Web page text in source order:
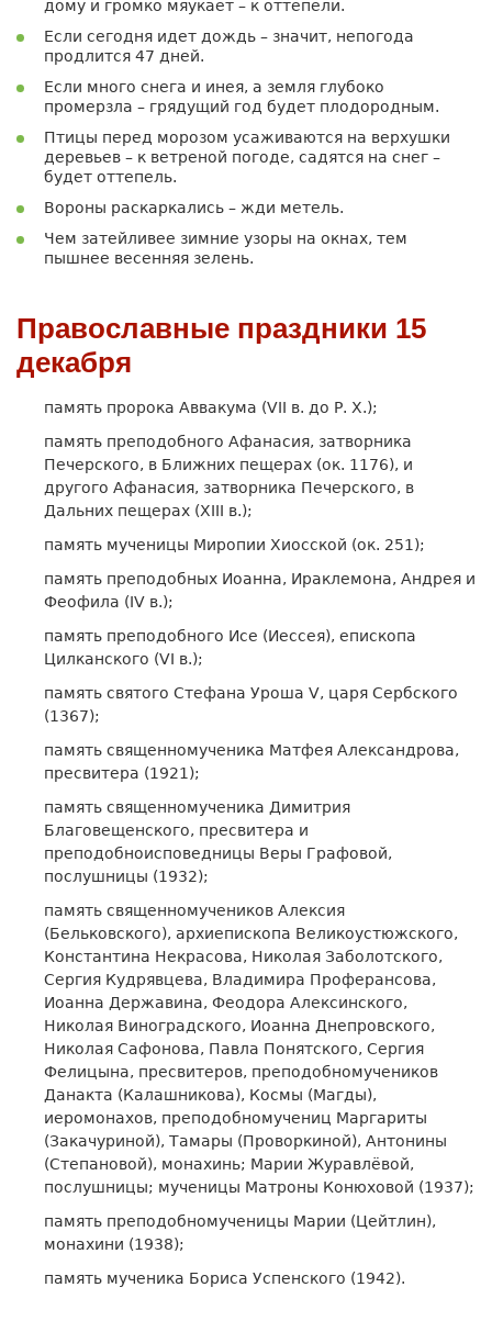
дому и громко мяукает – к оттепели.
Если сегодня идет дождь – значит, непогода
продлится 47 дней.
Если много снега и инея, а земля глубоко
промерзла – грядущий год будет плодородным.
Птицы перед морозом усаживаются на верхушки
деревьев – к ветреной погоде, садятся на снег –
будет оттепель.
Вороны раскаркались – жди метель.
Чем затейливее зимние узоры на окнах, тем
пышнее весенняя зелень.
Православные праздники 15
декабря
память пророка Аввакума (VII в. до Р. Х.);
память преподобного Афанасия, затворника
Печерского, в Ближних пещерах (ок. 1176), и
другого Афанасия, затворника Печерского, в
Дальних пещерах (XIII в.);
память мученицы Миропии Хиосской (ок. 251);
память преподобных Иоанна, Ираклемона, Андрея и
Феофила (IV в.);
память преподобного Исе (Иессея), епископа
Цилканского (VI в.);
память святого Стефана Уроша V, царя Сербского
(1367);
память священномученика Матфея Александрова,
пресвитера (1921);
память священномученика Димитрия
Благовещенского, пресвитера и
преподобноисповедницы Веры Графовой,
послушницы (1932);
память священномучеников Алексия
(Бельковского), архиепископа Великоустюжского,
Константина Некрасова, Николая Заболотского,
Сергия Кудрявцева, Владимира Проферансова,
Иоанна Державина, Феодора Алексинского,
Николая Виноградского, Иоанна Днепровского,
Николая Сафонова, Павла Понятского, Сергия
Фелицына, пресвитеров, преподобномучеников
Данакта (Калашникова), Космы (Магды),
иеромонахов, преподобномучениц Маргариты
(Закачуриной), Тамары (Проворкиной), Антонины
(Степановой), монахинь; Марии Журавлёвой,
послушницы; мученицы Матроны Конюховой (1937);
память преподобномученицы Марии (Цейтлин),
монахини (1938);
память мученика Бориса Успенского (1942).